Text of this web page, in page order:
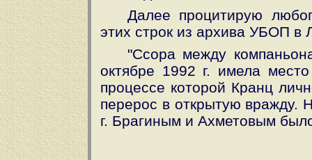
Далее процитирую
этих строк из архива УБОП в
"Ссора между
октябре 1992 г. имела
процессе которой Кранц
перерос в открытую вражду.
г. Брагиным и Ахметовым